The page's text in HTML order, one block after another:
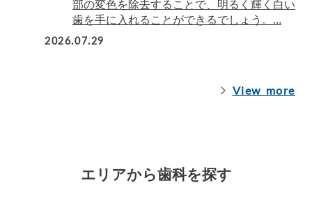
部の変色を除去することで、明るく輝く白い
歯を手に入れることができるでしょう。...
2026.07.29
View more
エリアから歯科を探す